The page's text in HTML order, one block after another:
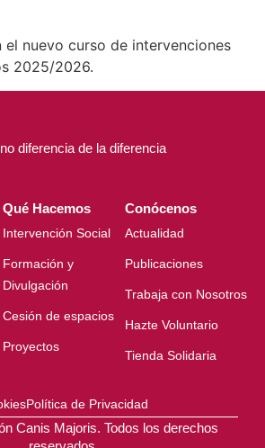
el nuevo curso de intervenciones
2025/2026.
diferencia de la diferencia
Qué Hacemos
Intervención Social
Formación y
Divulgación
Cesión de espacios
Proyectos
Conócenos
Actualidad
Publicaciones
Trabaja con Nosotros
Hazte Voluntario
Tienda Solidaria
Política de Privacidad
Canis Majoris. Todos los derechos